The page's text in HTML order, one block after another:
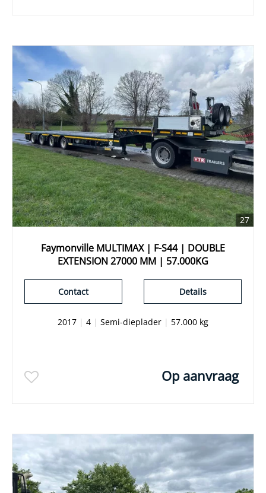
27
Faymonville MULTIMAX | F-S44 | DOUBLE
EXTENSION 27000 MM | 57.000KG
Details
Contact
2017 | 4 | Semi-dieplader | 57.000 kg
Op aanvraag